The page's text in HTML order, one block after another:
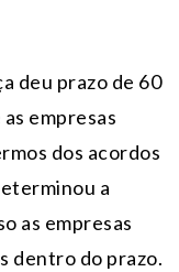
deu prazo de 60
empresas
dos acordos
a
as empresas
dentro do prazo.